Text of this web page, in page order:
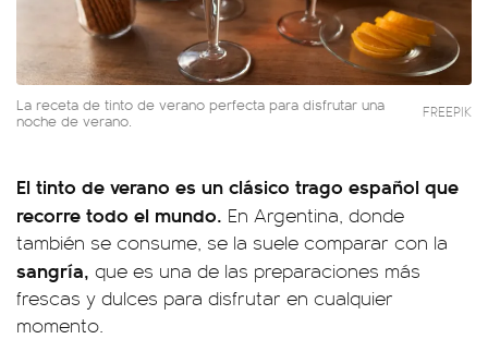
La receta de tinto de verano perfecta para disfrutar una
noche de verano. FREEPIK
El tinto de verano es un clásico trago español que
recorre todo el mundo. En Argentina, donde
también se consume, se la suele comparar con la
sangría, que es una de las preparaciones más
frescas y dulces para disfrutar en cualquier
momento.